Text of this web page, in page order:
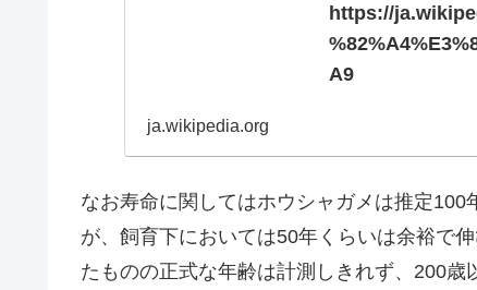
https://
A9
ja.wikipedia.org
なお寿命に関してはホウシャガメは推定
が、飼育下においては50年くらいは余裕で
たものの正式な年齢は計測しきれず、200歳